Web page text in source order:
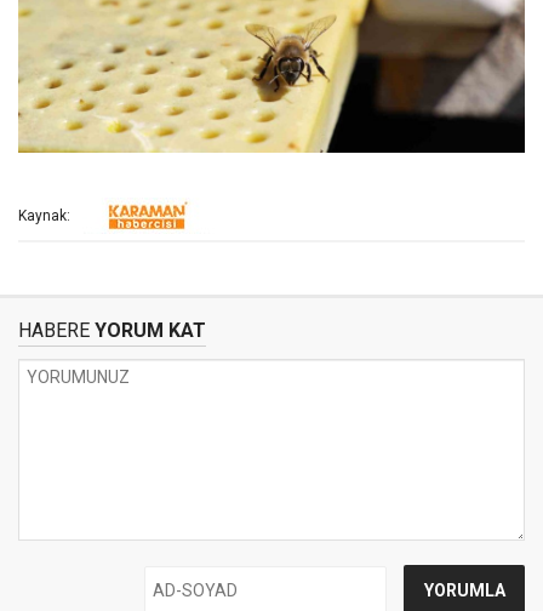
Kaynak:
HABERE YORUM KAT